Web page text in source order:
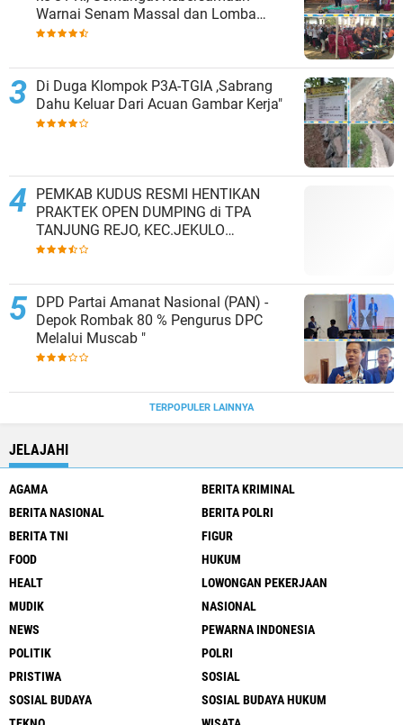
Warnai Senam Massal dan Lomba
Karaoke Perangkat Desa
Di Duga Klompok P3A-TGIA ,Sabrang
Dahu Keluar Dari Acuan Gambar Kerja"
PEMKAB KUDUS RESMI HENTIKAN
PRAKTEK OPEN DUMPING di TPA
TANJUNG REJO, KEC.JEKULO
KAB.KUDUS,BERLAKUKAN SISTEM
DPD Partai Amanat Nasional (PAN) -
Depok Rombak 80 % Pengurus DPC
Melalui Muscab "
TERPOPULER LAINNYA
JELAJAHI
AGAMA
BERITA KRIMINAL
BERITA NASIONAL
BERITA POLRI
BERITA TNI
FIGUR
FOOD
HUKUM
HEALT
LOWONGAN PEKERJAAN
MUDIK
NASIONAL
NEWS
PEWARNA INDONESIA
POLITIK
POLRI
PRISTIWA
SOSIAL
SOSIAL BUDAYA
SOSIAL BUDAYA HUKUM